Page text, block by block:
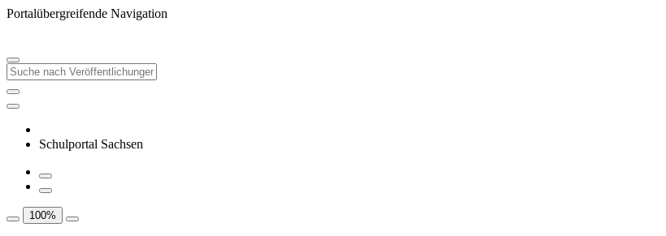
Portalübergreifende Navigation
Schulportal Sachsen
100%